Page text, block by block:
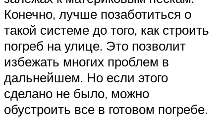
Конечно, лучше позаботиться о
такой системе до того, как строить
погреб на улице. Это позволит
избежать многих проблем в
дальнейшем. Но если этого
сделано не было, можно
обустроить все в готовом погребе.